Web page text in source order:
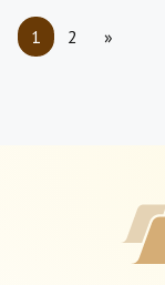
1 2 »